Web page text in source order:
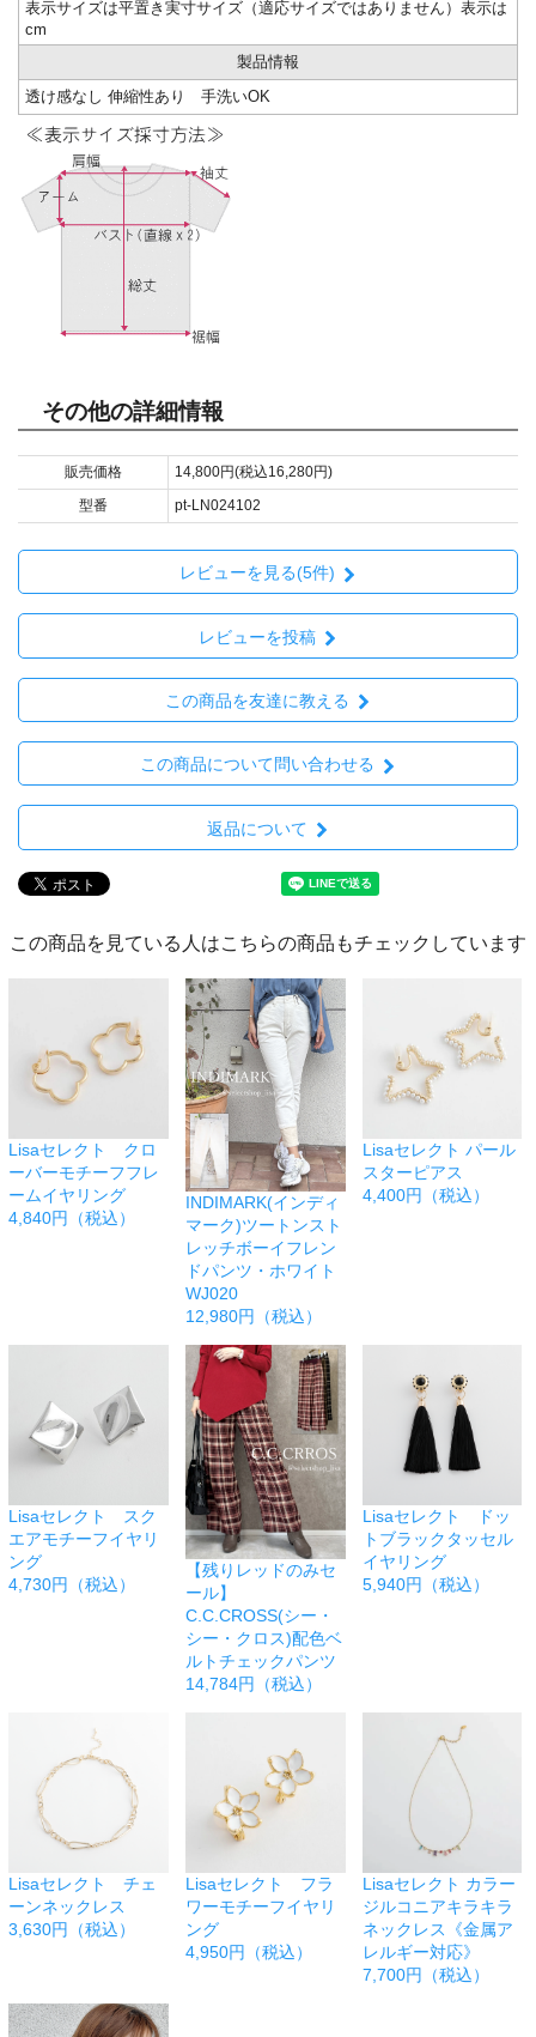
表示サイズは平置き実寸サイズ（適応サイズではありません）表示は
cm
製品情報
透け感なし 伸縮性あり 手洗いOK
その他の詳細情報
販売価格
14,800円(税込16,280円)
型番
pt-LN024102
レビューを見る(5件)
レビューを投稿
この商品を友達に教える
この商品について問い合わせる
返品について
この商品を見ている人はこちらの商品もチェックしています
Lisaセレクト クロ
ーバーモチーフフレ
ームイヤリング
4,840円（税込）
INDIMARK(インディ
マーク)ツートンスト
レッチボーイフレン
ドパンツ・ホワイト
WJ020
12,980円（税込）
Lisaセレクト パール
スターピアス
4,400円（税込）
Lisaセレクト スク
エアモチーフイヤリ
ング
4,730円（税込）
【残りレッドのみセ
ール】
C.C.CROSS(シー・
シー・クロス)配色ベ
ルトチェックパンツ
14,784円（税込）
Lisaセレクト ドッ
トブラックタッセル
イヤリング
5,940円（税込）
Lisaセレクト チェ
ーンネックレス
3,630円（税込）
Lisaセレクト フラ
ワーモチーフイヤリ
ング
4,950円（税込）
Lisaセレクト カラー
ジルコニアキラキラ
ネックレス《金属ア
レルギー対応》
7,700円（税込）